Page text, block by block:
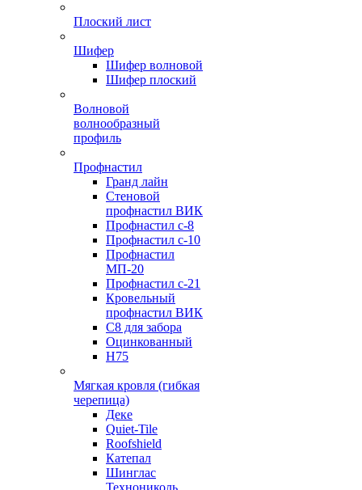
Плоский лист
Шифер
Шифер волновой
Шифер плоский
Волновой
волнообразный
профиль
Профнастил
Гранд лайн
Стеновой
профнастил ВИК
Профнастил с-8
Профнастил с-10
Профнастил
МП-20
Профнастил с-21
Кровельный
профнастил ВИК
С8 для забора
Оцинкованный
Н75
Мягкая кровля (гибкая
черепица)
Деке
Quiet-Tile
Roofshield
Катепал
Шинглас
Технониколь